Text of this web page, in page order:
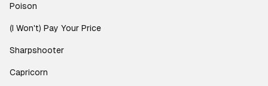
Poison
(I Won't) Pay Your Price
Sharpshooter
Capricorn